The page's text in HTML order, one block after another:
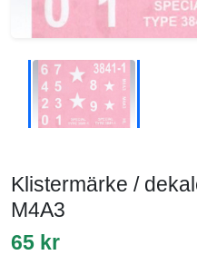
Klistermärke /
M4A3
65 kr